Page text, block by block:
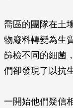
喬區的團隊在土
物廢料轉變為生
篩檢不同的細菌
們卻發現了以抗
一開始他們疑信